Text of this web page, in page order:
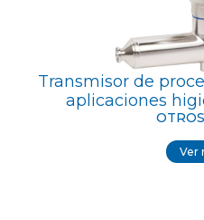
Transmisor de
aplicaciones
Ver